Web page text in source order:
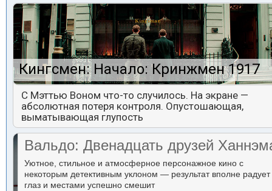
Кингсмен: Начало: Кринжмен 1917
С Мэттью Воном что-то случилось. На экране —
абсолютная потеря контроля. Опустошающая,
выматывающая глупость
Вальдо: Двенадцать друзей
Уютное, стильное и атмосферное персонажное кино с
некоторым детективным уклоном — результат вполне радует
глаз и местами успешно смешит